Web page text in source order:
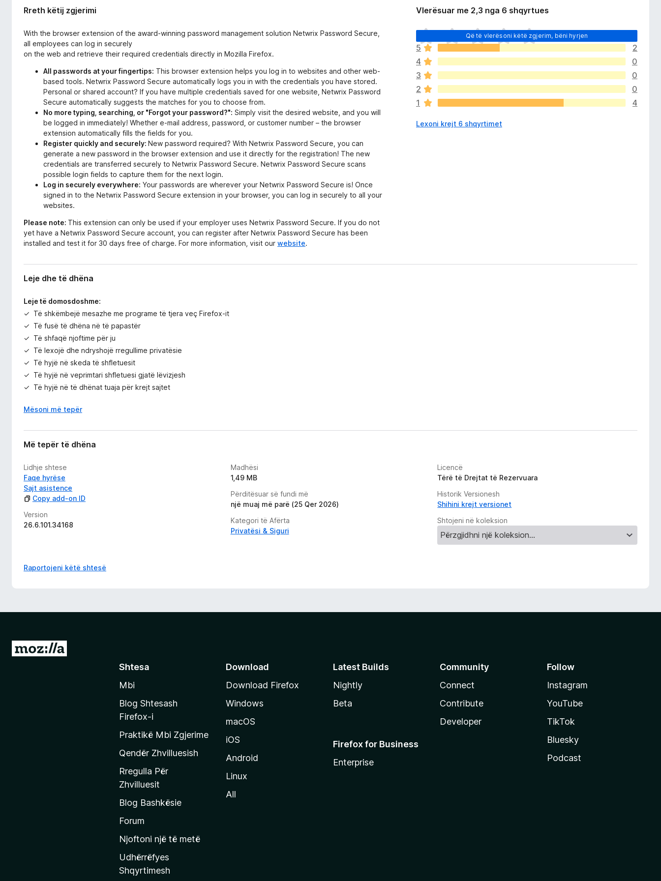
r
m
i
Rreth këtij zgjerimi
With the browser extension of the award-winning password management solution Netwrix Password Secure,
all employees can log in securely
on the web and retrieve their required credentials directly in Mozilla Firefox.
All passwords at your fingertips: This browser extension helps you log in to websites and other web-
based tools. Netwrix Password Secure automatically logs you in with the credentials you have stored.
Personal or shared account? If you have multiple credentials saved for one website, Netwrix Password
Secure automatically suggests the matches for you to choose from.
No more typing, searching, or "Forgot your password?": Simply visit the desired website, and you will
be logged in immediately! Whether e-mail address, password, or customer number – the browser
extension automatically fills the fields for you.
Register quickly and securely: New password required? With Netwrix Password Secure, you can
generate a new password in the browser extension and use it directly for the registration! The new
credentials are transferred securely to Netwrix Password Secure. Netwrix Password Secure scans
possible login fields to capture them for the next login.
Log in securely everywhere: Your passwords are wherever your Netwrix Password Secure is! Once
signed in to the Netwrix Password Secure extension in your browser, you can log in securely to all your
websites.
Please note: This extension can only be used if your employer uses Netwrix Password Secure. If you do not
yet have a Netwrix Password Secure account, you can register after Netwrix Password Secure has been
installed and test it for 30 days free of charge. For more information, visit our website.
Vlerësuar me 2,3 nga 6 shqyrtues
Që të vlerësoni këtë zgjerim, bëni hyrjen
E
n
d
e
p
a
v
l
r
5
2
4
0
3
0
2
0
1
4
Lexoni krejt 6 shqyrtimet
Leje dhe të dhëna
Leje të domosdoshme:
Të shkëmbejë mesazhe me programe të tjera veç Firefox-it
Të fusë të dhëna në të papastër
Të shfaqë njoftime për ju
Të lexojë dhe ndryshojë rregullime privatësie
Të hyjë në skeda të shfletuesit
Të hyjë në veprimtari shfletuesi gjatë lëvizjesh
Të hyjë në të dhënat tuaja për krejt sajtet
Mësoni më tepër
Më tepër të dhëna
Lidhje shtese
Faqe hyrëse
Sajt asistence
Copy add-on ID
Version
26.6.101.34168
Madhësi
1,49 MB
Përditësuar së fundi më
një muaj më parë (25 Qer 2026)
Kategori të Afërta
Privatësi & Siguri
Licencë
Tërë të Drejtat të Rezervuara
Historik Versionesh
Shihini krejt versionet
Shtojeni në koleksion
Raportojeni këtë shtesë
S
Shtesa
Mbi
Blog Shtesash
Firefox-i
Praktikë Mbi Zgjerime
Qendër Zhvilluesish
Rregulla Për
Zhvilluesit
Blog Bashkësie
Forum
Njoftoni një të metë
Udhërrëfyes
Shqyrtimesh
Download
Download Firefox
Windows
macOS
iOS
Android
Linux
All
Latest Builds
Nightly
Beta
Firefox for Business
Enterprise
Community
Connect
Contribute
Developer
Follow
Instagram
YouTube
TikTok
Bluesky
Podcast